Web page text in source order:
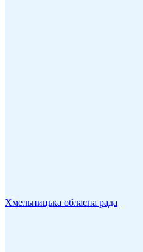
Хмельницька обласна рада